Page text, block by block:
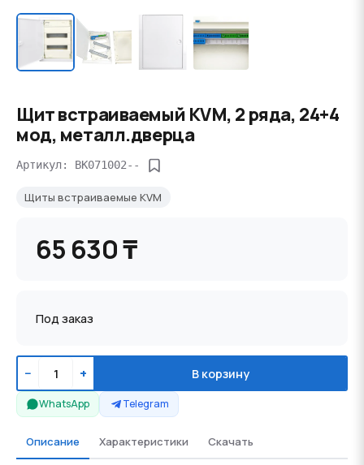
Щит встраиваемый KVM, 2 ряда, 24+4
мод, металл.дверца
Артикул: BK071002--
Щиты встраиваемые KVM
65 630 ₸
Под заказ
− + В корзину
WhatsApp Telegram
Описание Характеристики Скачать